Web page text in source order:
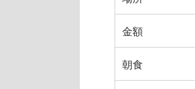
金額
朝食